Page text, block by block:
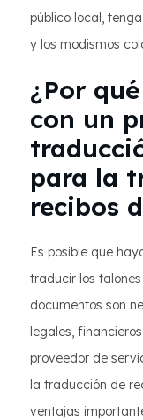
público local,
y los modismos
¿Por
con un
para la
recibos
Es posible que
traducir los
documentos son
legales,
proveedor de
la traducción de
ventajas